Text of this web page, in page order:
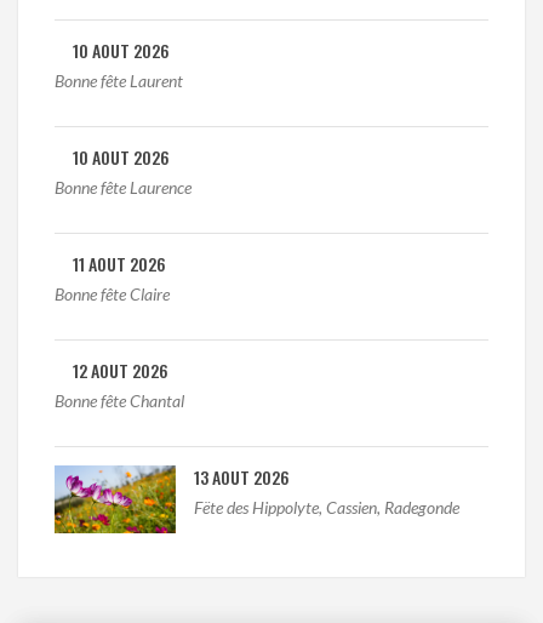
10 AOUT 2026
Bonne fête Laurent
10 AOUT 2026
Bonne fête Laurence
11 AOUT 2026
Bonne fête Claire
12 AOUT 2026
Bonne fête Chantal
13 AOUT 2026
Fëte des Hippolyte, Cassien, Radegonde